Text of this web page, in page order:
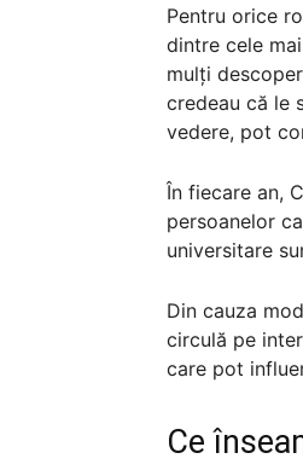
Pentru orice
dintre cele
mulți
credeau că le
vedere, pot
În fiecare an,
persoanelor
universitare
Din cauza
circulă pe
care pot
Ce